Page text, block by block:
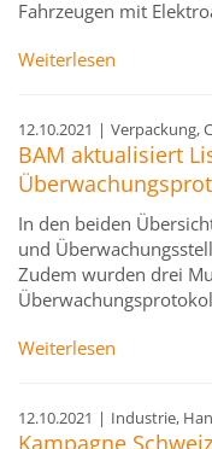
Fahrzeugen mit
Weiterlesen
12.10.2021 | Verpackung,
BAM aktualisiert
In den beiden
und
Zudem wurden drei
Weiterlesen
12.10.2021 | Industrie,
Kampagne